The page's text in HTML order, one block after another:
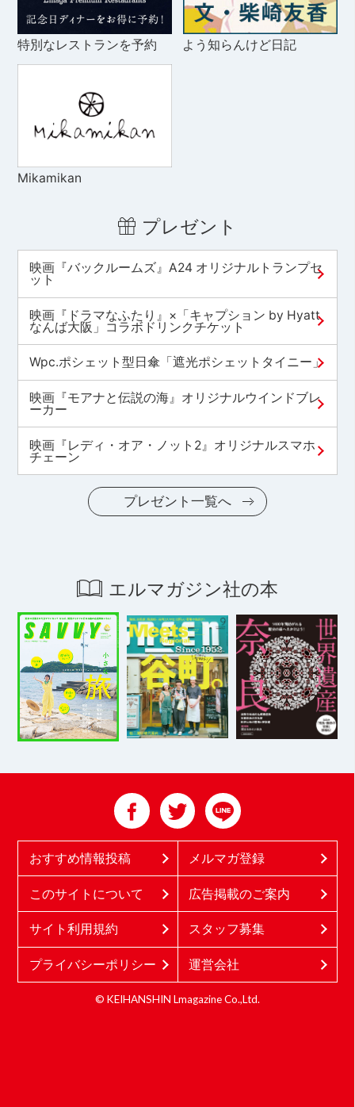
特別なレストランを予約 よう知らんけど日記
Mikamikan
プレゼント
映画『バックルームズ』A24 オリジナルトランプセ
ット
映画『ドラマなふたり』×「キャプション by Hyatt
なんば大阪」コラボドリンクチケット
Wpc.ポシェット型日傘「遮光ポシェットタイニー」
映画『モアナと伝説の海』オリジナルウインドブレ
ーカー
映画『レディ・オア・ノット2』オリジナルスマホ
チェーン
プレゼント一覧へ
エルマガジン社の本
おすすめ情報投稿 メルマガ登録
このサイトについて 広告掲載のご案内
サイト利用規約 スタッフ募集
プライバシーポリシー 運営会社
© KEIHANSHIN Lmagazine Co.,Ltd.